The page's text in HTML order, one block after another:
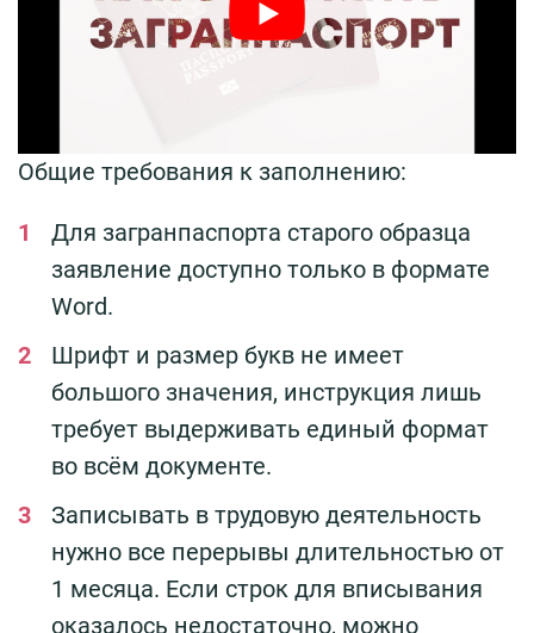
Общие требования к заполнению:
Для загранпаспорта старого образца
заявление доступно только в формате
Word.
Шрифт и размер букв не имеет
большого значения, инструкция лишь
требует выдерживать единый формат
во всём документе.
Записывать в трудовую деятельность
нужно все перерывы длительностью от
1 месяца. Если строк для вписывания
оказалось недостаточно, можно